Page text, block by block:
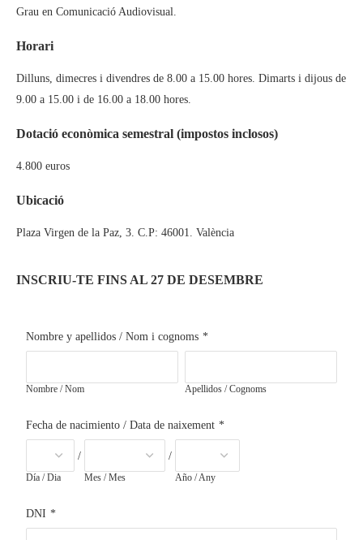
Grau en Comunicació Audiovisual.
Horari
Dilluns, dimecres i divendres de 8.00 a 15.00 hores. Dimarts i dijous de
9.00 a 15.00 i de 16.00 a 18.00 hores.
Dotació econòmica semestral (impostos inclosos)
4.800 euros
Ubicació
Plaza Virgen de la Paz, 3. C.P: 46001. València
INSCRIU-TE FINS AL 27 DE DESEMBRE
Nombre y apellidos / Nom i cognoms *
Nombre / Nom Apellidos / Cognoms
Fecha de nacimiento / Data de naixement *
Día / Dia
/
Mes / Mes
/
Año / Any
DNI *